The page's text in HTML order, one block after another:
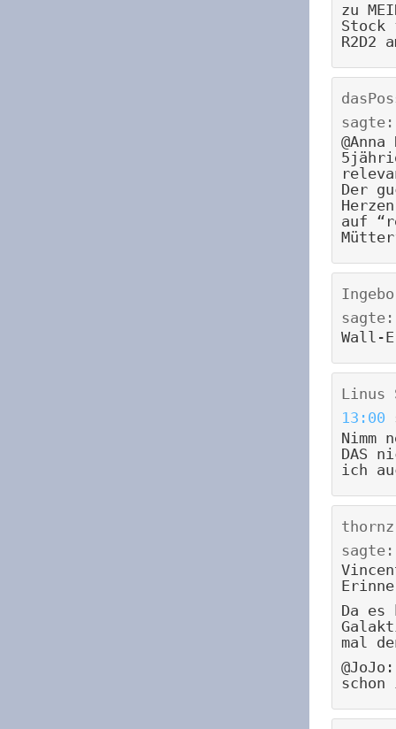
zu
Stock
R2D2
sagte:
Der
auf
sagte:
Wall-
Linus
13:00
Nimm
DAS
ich
thornz
sagte:
Da
mal